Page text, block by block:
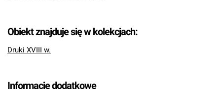
Obiekt znajduje się w kolekcjach:
Druki XVIII w.
Informacje dodatkowe